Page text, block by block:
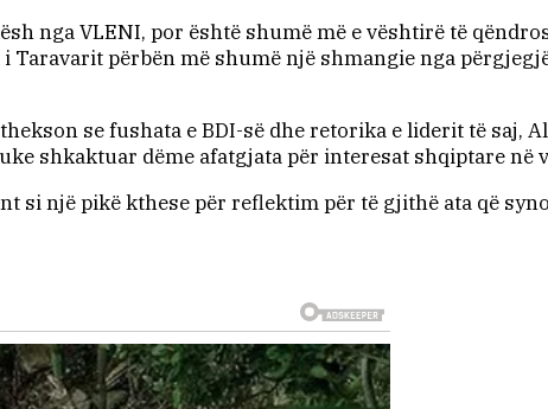
nga VLENI, por është shumë më e vështirë të
përbën më shumë një shmangie nga
se fushata e BDI-së dhe retorika e liderit të saj,
shkaktuar dëme afatgjata për interesat shqiptare në
si një pikë kthese për reflektim për të gjithë ata që